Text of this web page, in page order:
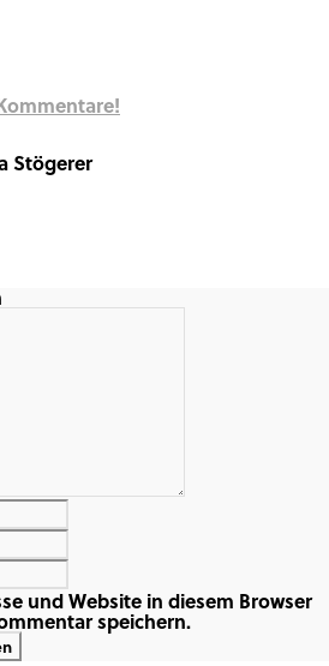
Stögerer
und Website in diesem Browser
speichern.